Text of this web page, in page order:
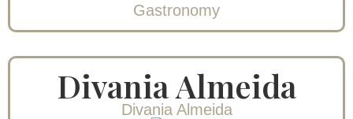
Gastronomy
Divania Almeida
Divania Almeida